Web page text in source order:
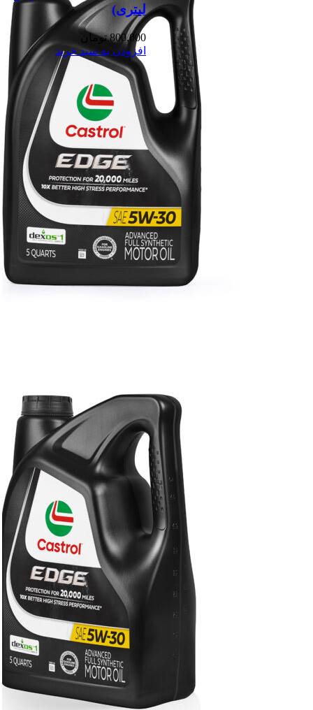
لیتری)
800,000 تومان
افزودن به سبد خرید